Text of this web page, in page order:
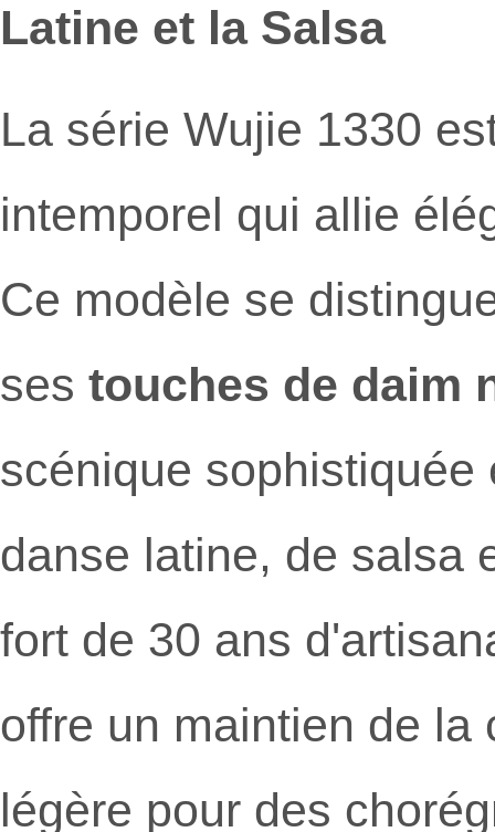
Latine et la Salsa
La série Wujie 1330
intemporel qui allie
Ce modèle se
ses touches de daim
scénique
danse latine, de salsa
fort de 30 ans
offre un maintien de
légère pour des